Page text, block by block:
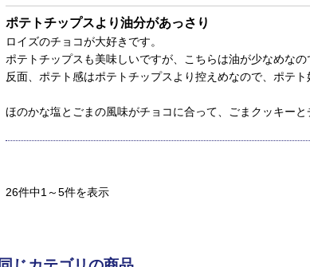
ポテトチップスより油分があっさり
ロイズのチョコが大好きです。
ポテトチップスも美味しいですが、こちらは油が少なめな
反面、ポテト感はポテトチップスより控えめなので、ポテ
ほのかな塩とごまの風味がチョコに合って、ごまクッキーと
26件中1～5件を表示